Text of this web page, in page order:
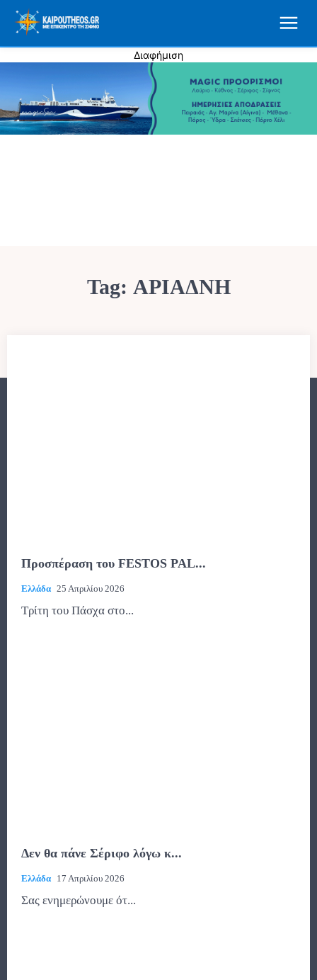
Διαφήμιση
Tag: ΑΡΙΑΔΝΗ
Προσπέραση του FESTOS PAL...
Ελλάδα 25 Απριλίου 2026
Τρίτη του Πάσχα στο...
Δεν θα πάνε Σέριφο λόγω κ...
Ελλάδα 17 Απριλίου 2026
Σας ενημερώνουμε ότ...